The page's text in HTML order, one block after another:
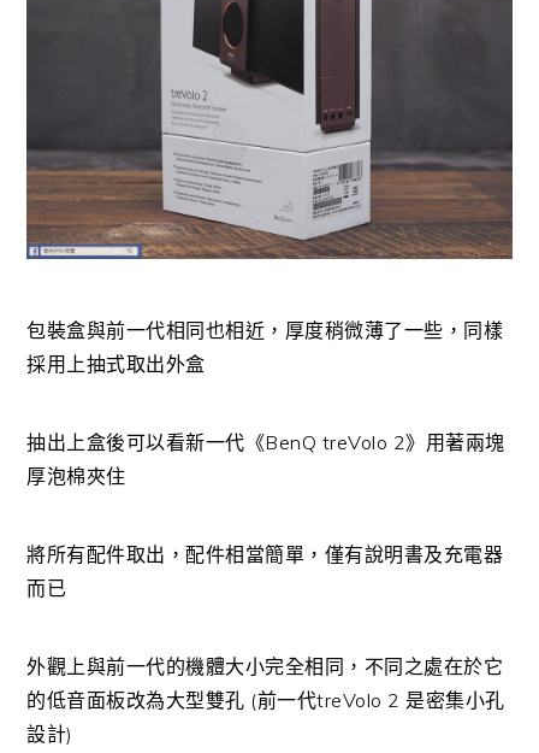
包裝盒與前一代相同也相近，厚度稍微薄了一些，同樣
採用上抽式取出外盒
抽出上盒後可以看新一代《BenQ treVolo 2》用著兩塊
厚泡棉夾住
將所有配件取出，配件相當簡單，僅有說明書及充電器
而已
外觀上與前一代的機體大小完全相同，不同之處在於它
的低音面板改為大型雙孔 (前一代treVolo 2 是密集小孔
設計)